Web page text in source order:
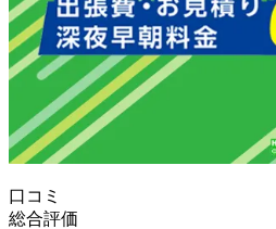
口コミ
総合評価